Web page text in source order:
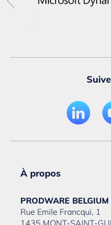
À propos
PRODWARE
Rue Emile Francqui, 1
1435 MONT-SAINT-